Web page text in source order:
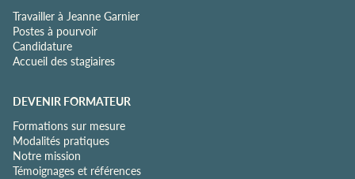
Travailler à Jeanne Garnier
Postes à pourvoir
Candidature
Accueil des stagiaires
DEVENIR FORMATEUR
Formations sur mesure
Modalités pratiques
Notre mission
Témoignages et références